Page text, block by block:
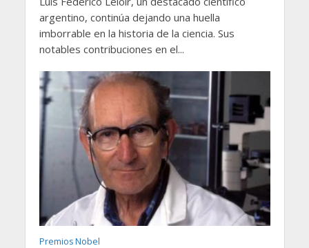
argentino, continúa dejando una huella
imborrable en la historia de la ciencia. Sus
notables contribuciones en el...
Premios Nobel